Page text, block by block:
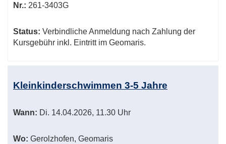
Nr.: 261-3403G
Status: Verbindliche Anmeldung nach Zahlung der
Kursgebühr inkl. Eintritt im Geomaris.
Kleinkinderschwimmen 3-5 Jahre
Wann: Di. 14.04.2026, 11.30 Uhr
Wo: Gerolzhofen, Geomaris